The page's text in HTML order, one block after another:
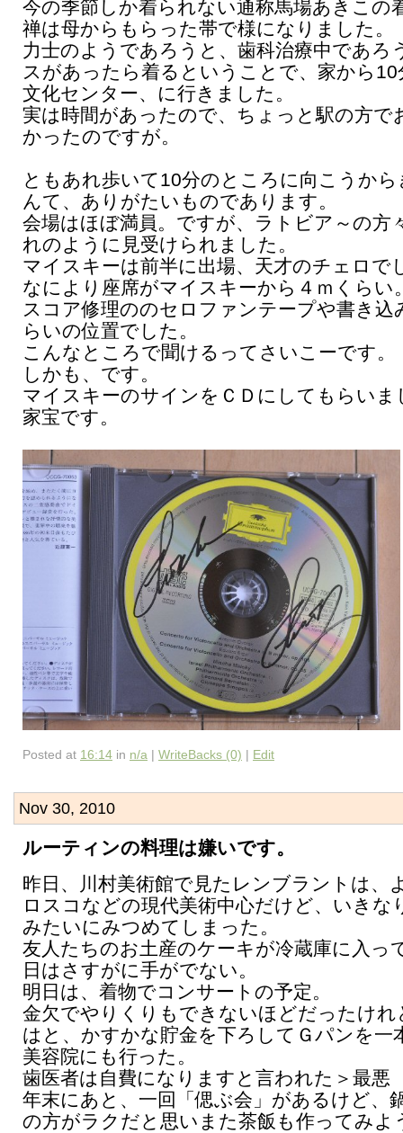
今の季節しか着られない通称馬場あきこの
禅は母からもらった帯で様になりました。
力士のようであろうと、歯科治療中であろ
スがあったら着るということで、家から
文化センター、に行きました。
実は時間があったので、ちょっと駅の方で
かったのですが。
ともあれ歩いて10分のところに向こうか
んて、ありがたいものであります。
会場はほぼ満員。ですが、ラトビア～の方
れのように見受けられました。
マイスキーは前半に出場、天才のチェロで
なにより座席がマイスキーから４ｍくらい
スコア修理ののセロファンテープや書き込
らいの位置でした。
こんなところで聞けるってさいこーです。
しかも、です。
マイスキーのサインをＣＤにしてもらいま
家宝です。
Posted at 16:14 in n/a | WriteBacks (0) | Edit
Nov 30, 2010
ルーティンの料理は嫌いです。
昨日、川村美術館で見たレンブラントは、
ロスコなどの現代美術中心だけど、いきな
みたいにみつめてしまった。
友人たちのお土産のケーキが冷蔵庫に入っ
日はさすがに手がでない。
明日は、着物でコンサートの予定。
金欠でやりくりもできないほどだったけれ
はと、かすかな貯金を下ろしてＧパンを一
美容院にも行った。
歯医者は自費になりますと言われた＞最悪
年末にあと、一回「偲ぶ会」があるけど、
の方がラクだと思いまた茶飯も作ってみよ